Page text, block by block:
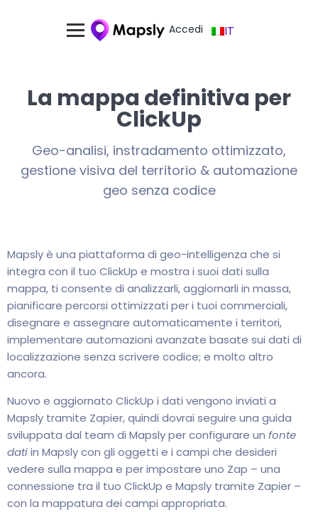
Accedi IT
La mappa definitiva per
ClickUp
Geo-analisi, instradamento ottimizzato,
gestione visiva del territorio & automazione
geo senza codice
Mapsly è una piattaforma di geo-intelligenza che si
integra con il tuo ClickUp e mostra i suoi dati sulla
mappa, ti consente di analizzarli, aggiornarli in massa,
pianificare percorsi ottimizzati per i tuoi commerciali,
disegnare e assegnare automaticamente i territori,
implementare automazioni avanzate basate sui dati di
localizzazione senza scrivere codice; e molto altro
ancora.
Nuovo e aggiornato ClickUp i dati vengono inviati a
Mapsly tramite Zapier, quindi dovrai seguire una guida
sviluppata dal team di Mapsly per configurare un fonte
datiin Mapsly con gli oggetti e i campi che desideri
vedere sulla mappa e per impostare uno Zap – una
connessione tra il tuo ClickUp e Mapsly tramite Zapier –
con la mappatura dei campi appropriata.